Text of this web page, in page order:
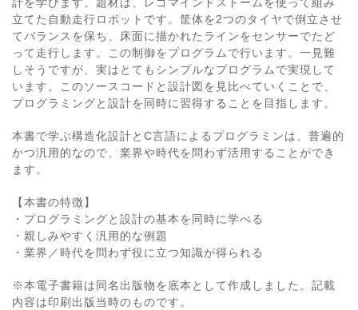
計を学びます。題材は、レゴマインドストームを使って組み
立てた自動走行ロボットです。筐体を2つのタイヤで倒立させ
てバランスを保ち、床面に描かれたラインをセンサーでたど
って走行します。この制御をプログラムで行います。一見難
しそうですが、実はとてもシンプルなプログラムで実現して
います。このソースコードと設計図を見比べていくことで、
プログラミングと設計を同時に習得することを目指します。
本書で学ぶ構造化設計とC言語によるプログラミンは、普遍的
かつ汎用的なので、業界や時代を問わず活用することができ
ます。
【本書の特徴】
・プログラミングと設計の基本を同時に学べる
・親しみやすく汎用的な例題
・業界／時代を問わず役に立つ知識が得られる
※本電子書籍は同名出版物を底本として作成しました。記載
内容は印刷出版当時のものです。